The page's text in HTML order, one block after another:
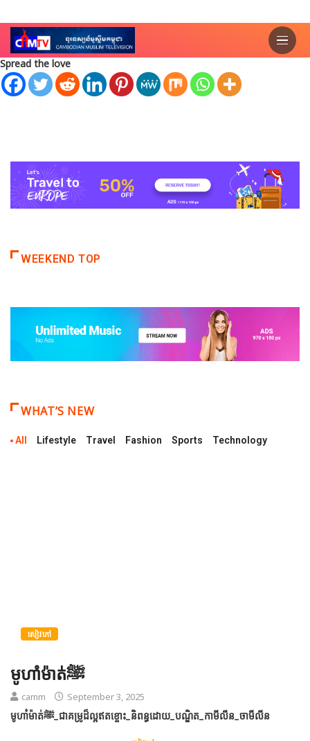
Spread the love
WEEKEND TOP
WHAT’S NEW
All Lifestyle Travel Fashion Sports Technology
សៀវភៅ
មូហាំម៉ាត់ﷺ
camm September 3, 2025
មូហាំម៉ាត់ﷺ_ជាគម្រូដ៏ល្អឥតខ្ចោះ_និពន្ធដោយ_បណ្ឌិត_កាមីលីន_ចាមីលីន